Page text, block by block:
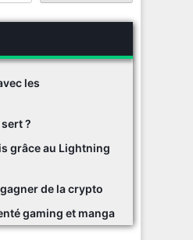
les
?
grâce au Lightning
de la crypto
gaming et manga